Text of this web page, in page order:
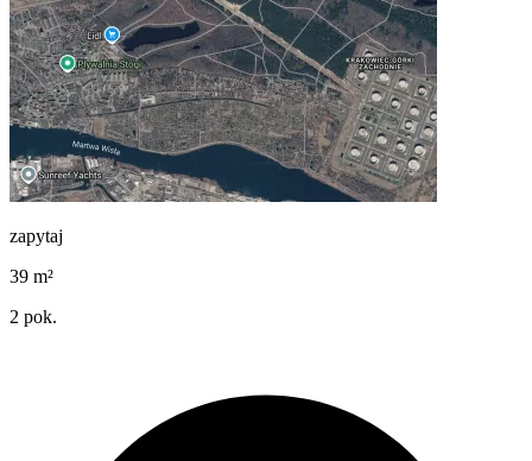
zapytaj
39 m²
2 pok.